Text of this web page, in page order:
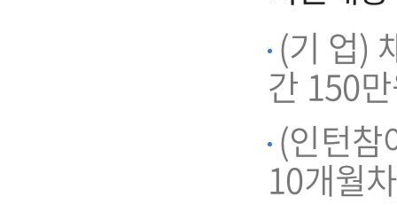
(기 업)
간 150
(인턴참
10개월